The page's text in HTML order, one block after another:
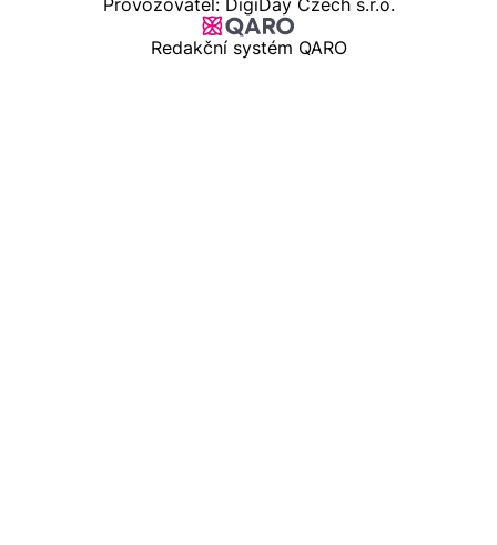
Provozovatel: DigiDay Czech s.r.o.
Redakční systém QARO